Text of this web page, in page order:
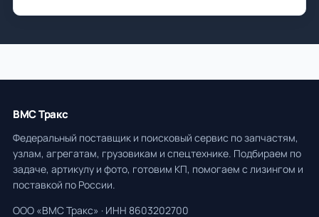
ВМС Тракс
Федеральный поставщик и поисковый сервис по запчастям,
узлам, агрегатам, грузовикам и спецтехнике. Подбираем по
задаче, артикулу и фото, готовим КП, помогаем с лизингом и
поставкой по России.
ООО «ВМС Тракс» · ИНН 8603202700